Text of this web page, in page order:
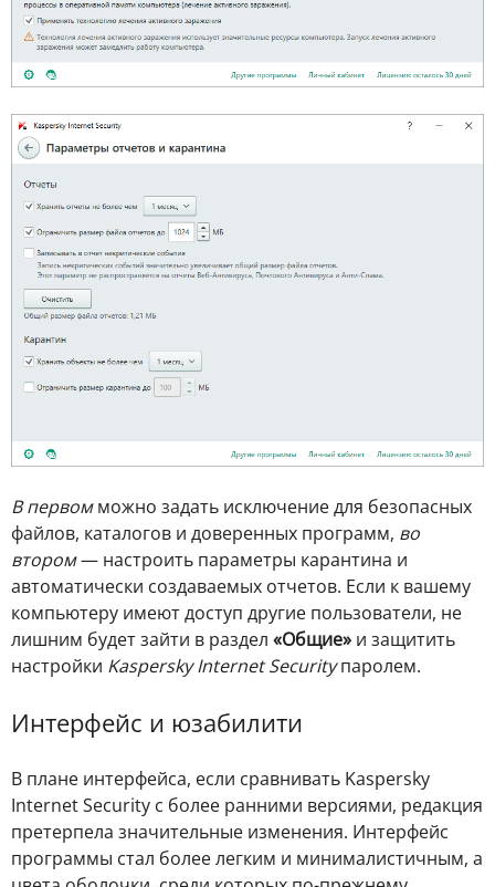
В первомможно задать исключение для безопасных
файлов, каталогов и доверенных программ, во
втором— настроить параметры карантина и
автоматически создаваемых отчетов. Если к вашему
компьютеру имеют доступ другие пользователи, не
лишним будет зайти в раздел «Общие» и защитить
настройки Kaspersky Internet Securityпаролем.
Интерфейс и юзабилити
В плане интерфейса, если сравнивать Kaspersky
Internet Security с более ранними версиями, редакция
претерпела значительные изменения. Интерфейс
программы стал более легким и минималистичным, а